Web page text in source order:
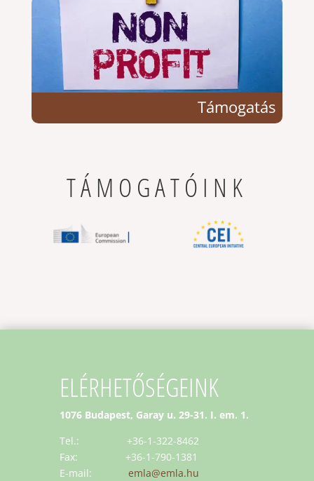
Támogatás
TÁMOGATÓINK
ELÉRHETŐSÉGEINK
1076 Budapest, Garay u. 29-31. I. em. 1.
Tel.: +36-1-322-8462
Fax: +36-1-790-1381
E-mail: emla@emla.hu